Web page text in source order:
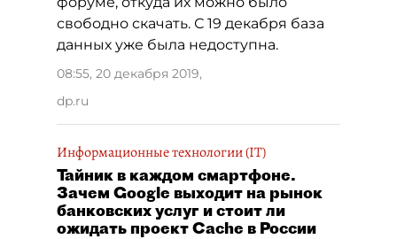
свободно скачать. С 19 декабря база
данных уже была недоступна.
08:55, 20 декабря 2019,
dp.ru
Информационные технологии (IT)
Тайник в каждом смартфоне.
Зачем Google выходит на рынок
банковских услуг и стоит ли
ожидать проект Cache в России